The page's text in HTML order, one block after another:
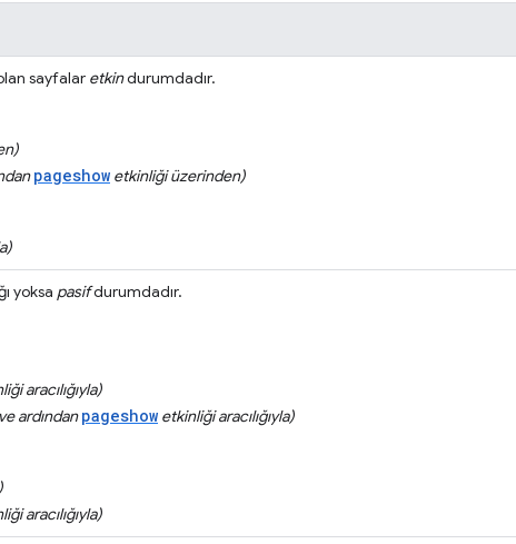
sayfalar etkindurumdadır.
pageshow etkinliği üzerinden)
yoksa pasifdurumdadır.
aracılığıyla)
ardındanpageshow etkinliği aracılığıyla)
aracılığıyla)